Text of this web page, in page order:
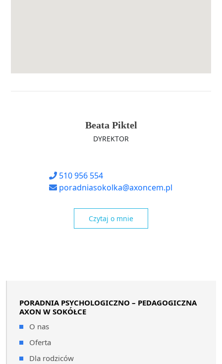
Beata Piktel
DYREKTOR
510 956 554
poradniasokolka@axoncem.pl
Czytaj o mnie
PORADNIA PSYCHOLOGICZNO – PEDAGOGICZNA
AXON W SOKÓŁCE
O nas
Oferta
Dla rodziców